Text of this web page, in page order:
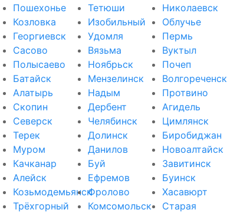
Пошехонье
Козловка
Георгиевск
Сасово
Полысаево
Батайск
Алатырь
Скопин
Северск
Терек
Муром
Качканар
Алейск
Козьмодемьянск
Трёхгорный
Тетюши
Изобильный
Удомля
Вязьма
Ноябрьск
Мензелинск
Надым
Дербент
Челябинск
Долинск
Данилов
Буй
Ефремов
Фролово
Комсомольск
Николаевск
Облучье
Пермь
Вуктыл
Почеп
Волгореченск
Протвино
Агидель
Цимлянск
Биробиджан
Новоалтайск
Завитинск
Буинск
Хасавюрт
Старая